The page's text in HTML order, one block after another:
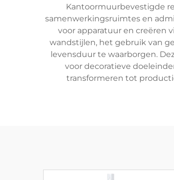
Kantoormuurbevestigde
samenwerkingsruimtes en
voor apparatuur en creëren
wandstijlen, het gebruik van
levensduur te waarborgen.
voor decoratieve
transformeren tot